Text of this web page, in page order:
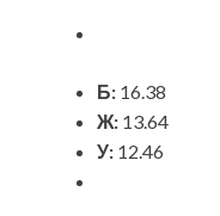
Б: 16.38
Ж: 13.64
У: 12.46